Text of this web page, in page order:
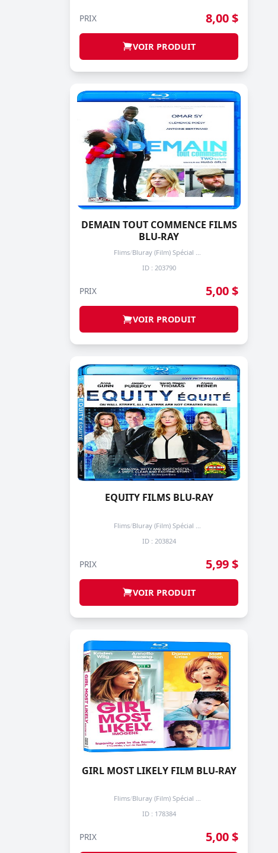
PRIX 8,00 $
VOIR PRODUIT
DEMAIN TOUT COMMENCE FILMS
BLU-RAY
Flims/
Bluray (Film) Spécial + de 3 prochain -50%
ID : 203790
PRIX 5,00 $
VOIR PRODUIT
EQUITY FILMS BLU-RAY
Flims/
ID : 203824
PRIX 5,99 $
VOIR PRODUIT
GIRL MOST LIKELY FILM BLU-RAY
Flims/
Bluray (Film) Spécial + de 3 prochain -50%
ID : 178384
PRIX 5,00 $